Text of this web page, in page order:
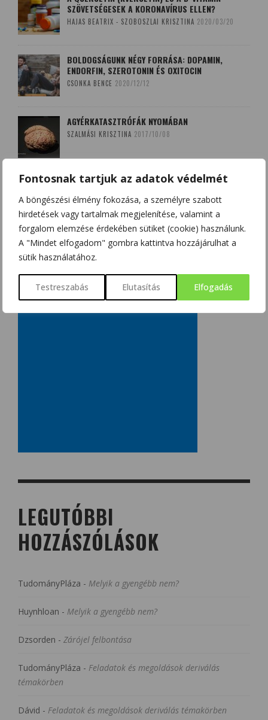
Fontosnak tartjuk az adatok védelmét
A böngészési élmény fokozása, a személyre szabott
hirdetések vagy tartalmak megjelenítése, valamint a
forgalom elemzése érdekében sütiket (cookie) használunk.
A "Mindet elfogadom" gombra kattintva hozzájárulhat a
sütik használatához.
Testreszabás Elutasítás Elfogadás
SZÖVETSÉGESEK A KORONAVÍRUS ELLEN?
HAJAS BEATRIX - SZOBOSZLAI KRISZTINA 2020/03/20
BOLDOGSÁGUNK NÉGY FORRÁSA: DOPAMIN,
ENDORFIN, SZEROTONIN ÉS OXITOCIN
CSONKA BENCE 2020/12/12
AGYÉRKATASZTRÓFÁK NYOMÁBAN
SZALMÁSI KRISZTINA 2017/10/08
A LEKOPOGÁS BABONÁJA
SZOBOSZLAI KRISZTINA 2018/03/15
LEGUTÓBBI
HOZZÁSZÓLÁSOK
TudományPláza - Melyik a gyengébb nem?
Huynhloan - Melyik a gyengébb nem?
Dzsorden - Zárójel felbontása
TudományPláza - Feladatok és megoldások deriválás
témakörben
Dávid - Feladatok és megoldások deriválás témakörben